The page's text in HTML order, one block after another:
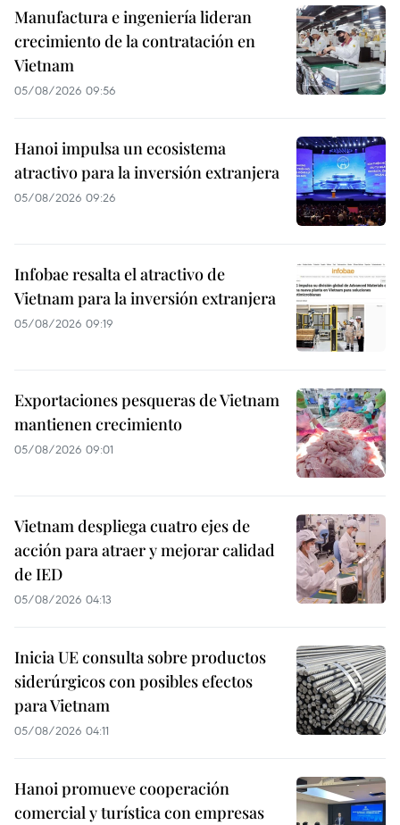
Manufactura e ingeniería lideran
crecimiento de la contratación en
Vietnam
05/08/2026 09:56
Hanoi impulsa un ecosistema
atractivo para la inversión extranjera
05/08/2026 09:26
Infobae resalta el atractivo de
Vietnam para la inversión extranjera
05/08/2026 09:19
Exportaciones pesqueras de Vietnam
mantienen crecimiento
05/08/2026 09:01
Vietnam despliega cuatro ejes de
acción para atraer y mejorar calidad
de IED
05/08/2026 04:13
Inicia UE consulta sobre productos
siderúrgicos con posibles efectos
para Vietnam
05/08/2026 04:11
Hanoi promueve cooperación
comercial y turística con empresas